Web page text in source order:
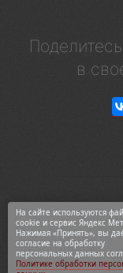
в
На сайте используются
cookie и сервис Яндекс
Нажимая «Принять», вы
согласие на обработку
персональных данных
Политике обработки